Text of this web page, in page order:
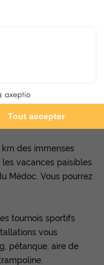
des immenses
vacances paisibles
Médoc. Vous pourrez
tournois sportifs
vous
pétanque, aire de